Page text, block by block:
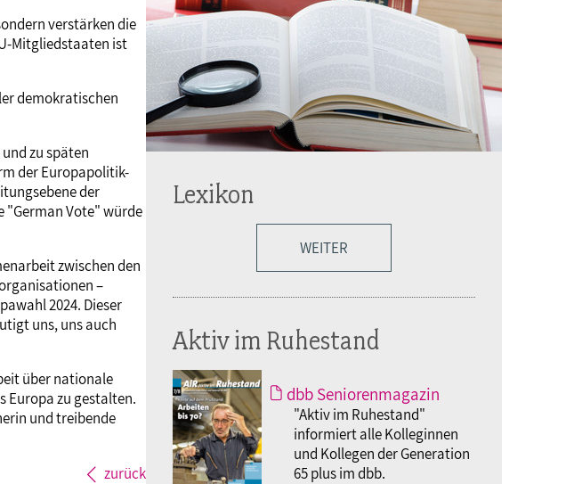
verstärken die
Mitgliedstaaten ist
demokratischen
zu späten
der Europapolitik-
der
"German Vote" würde
zwischen den
–
2024. Dieser
uns, uns auch
über nationale
Europa zu gestalten.
und treibende
zurück
Lexikon
WEITER
Aktiv im Ruhestand
dbb Seniorenmagazin
"Aktiv im Ruhestand"
informiert alle Kolleginnen
und Kollegen der Generation
65 plus im dbb.